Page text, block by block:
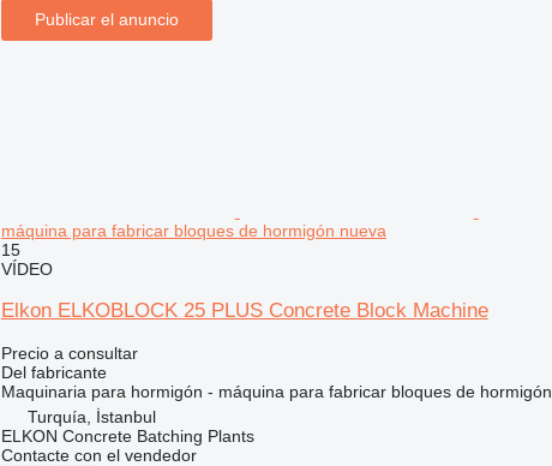
Publicar el anuncio
máquina para fabricar bloques de hormigón nueva
15
VÍDEO
Elkon ELKOBLOCK 25 PLUS Concrete Block Machine
Precio a consultar
Del fabricante
Maquinaria para hormigón - máquina para fabricar bloques de hormigón
Turquía, İstanbul
ELKON Concrete Batching Plants
Contacte con el vendedor